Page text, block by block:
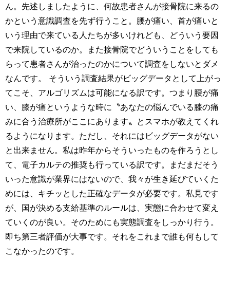
ん。先述しましたように、何故患者さんが接骨院に来るの
かという意識調査を先ず行うこと。腰が痛い、首が痛いと
いう理由で来ている人たちが多いけれども、どういう要因
で来院しているのか。また接骨院でどういうことをしても
らって患者さんが治ったのかについて調査をしないとダメ
なんです。 そういう調査結果がビッグデータとして上がっ
てこそ、アルゴリズムは可能になる訳です。つまり腰が痛
い、膝が痛というような時に〝あなたの悩んでいる膝の痛
みに合う治療所がここにあります〟とスマホが教えてくれ
るようになります。ただし、それにはビッグデータがない
と出来ません。私は昨年からそういったものを作ろうとし
て、電子カルテの推奨も行っている訳です。まだまだそう
いった意識が業界にはないので、我々が生き延びていくた
めには、キチッとした正確なデータが必要です。私見です
が、国が決める支給基準のルールは、実態に合わせて変え
ていくのが良い。そのためにも実態調査をしっかり行う。
即ち第三者評価が大事です。それをこれまで誰も何もして
こなかったのです。